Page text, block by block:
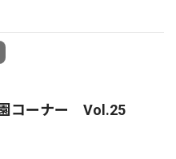
コーナー Vol.25